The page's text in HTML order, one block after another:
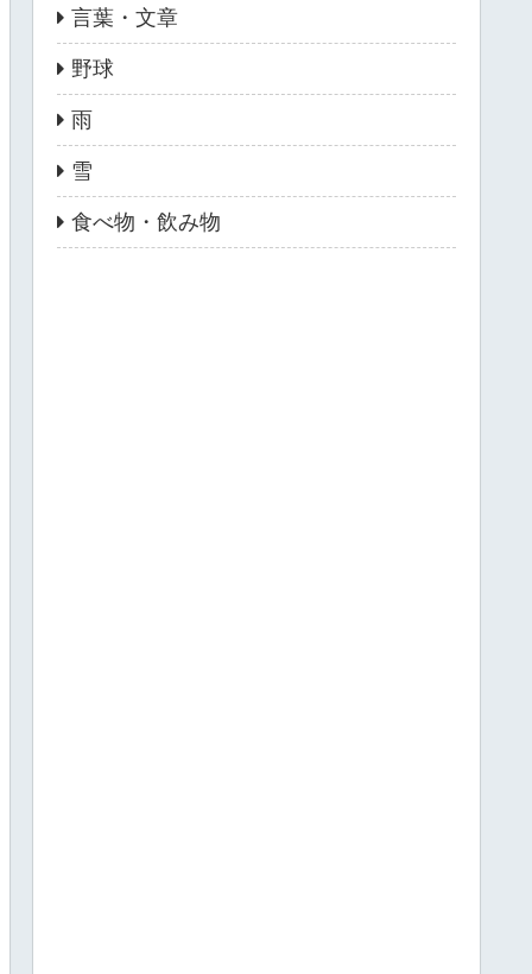
言葉・文章
野球
雨
雪
食べ物・飲み物